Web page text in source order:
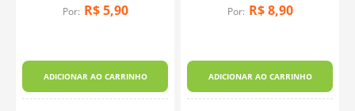
Por: R$ 5,90
ADICIONAR AO CARRINHO
Por: R$ 8,90
ADICIONAR AO CARRINHO